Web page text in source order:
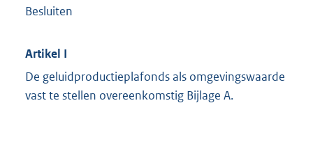
Besluiten
Artikel I
De geluidproductieplafonds als omgevingswaarde
vast te stellen overeenkomstig Bijlage A.